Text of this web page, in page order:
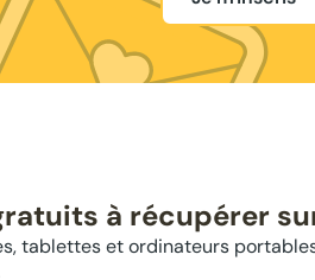
à récupérer
tablettes et ordinateurs